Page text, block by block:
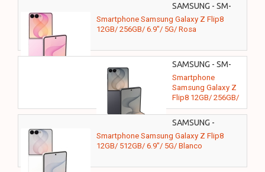
SAMSUNG - SM-
F776BLIGEUB
Smartphone Samsung Galaxy Z Flip8
12GB/ 256GB/ 6.9"/ 5G/ Rosa
SAMSUNG - SM-
F776BZKGEUB
Smartphone
Samsung Galaxy Z
Flip8 12GB/ 256GB/
6.9"/ 5G/ Grafito
SAMSUNG -
Smartphone Samsung Galaxy Z Flip8
12GB/ 512GB/ 6.9"/ 5G/ Blanco